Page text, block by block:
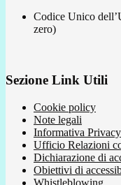
Codice Unico
zero)
Sezione Link Utili
Cookie policy
Note legali
Informativa Privacy
Ufficio Relazioni
Dichiarazione di
Obiettivi di
Whistleblowing